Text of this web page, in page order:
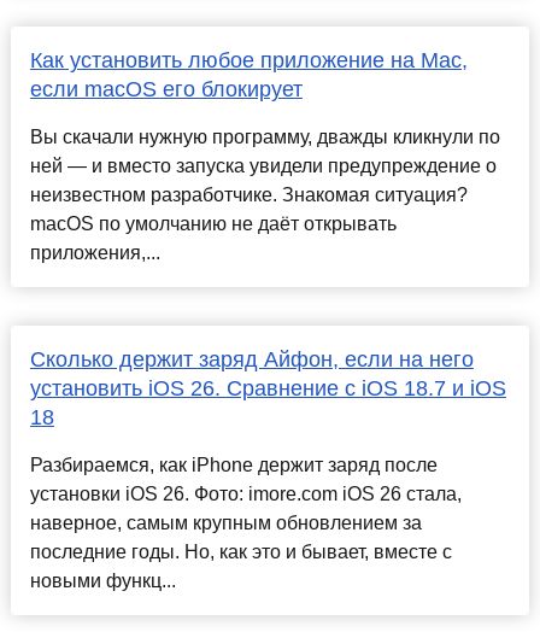
Как установить любое приложение на Mac,
если macOS его блокирует
Вы скачали нужную программу, дважды кликнули по
ней — и вместо запуска увидели предупреждение о
неизвестном разработчике. Знакомая ситуация?
macOS по умолчанию не даёт открывать
приложения,...
Сколько держит заряд Айфон, если на него
установить iOS 26. Сравнение с iOS 18.7 и iOS
18
Разбираемся, как iPhone держит заряд после
установки iOS 26. Фото: imore.com iOS 26 стала,
наверное, самым крупным обновлением за
последние годы. Но, как это и бывает, вместе с
новыми функц...